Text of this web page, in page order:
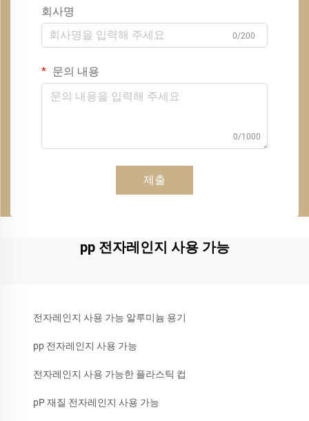
회사명
0/200
문의 내용
0/1000
제출
pp 전자레인지 사용 가능
전자레인지 사용 가능 알루미늄 용기
pp 전자레인지 사용 가능
전자레인지 사용 가능한 플라스틱 컵
pP 재질 전자레인지 사용 가능